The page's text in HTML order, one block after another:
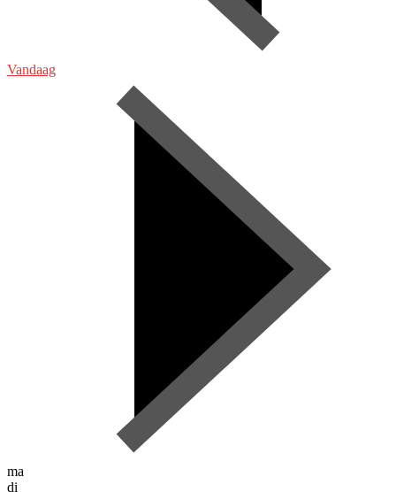
Vandaag
ma
di